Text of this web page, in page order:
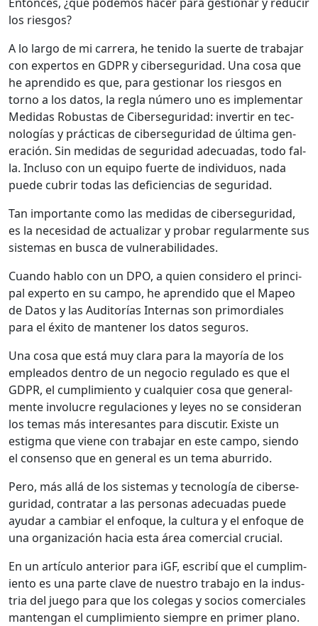
los ries­gos?
A lo largo de mi car­rera, he tenido la suerte de tra­ba­jar
con exper­tos en GDPR y ciberse­guri­dad. Una cosa que
he apren­di­do es que, para ges­tionar los ries­gos en
torno a los datos, la regla número uno es imple­men­tar
Medi­das Robus­tas de Ciberse­guri­dad: inver­tir en tec­
nologías y prác­ti­cas de ciberse­guri­dad de últi­ma gen­
eración. Sin medi­das de seguri­dad ade­cuadas, todo fal­
la. Inclu­so con un equipo fuerte de indi­vid­u­os, nada
puede cubrir todas las defi­cien­cias de seguri­dad.
Tan impor­tante como las medi­das de ciberse­guri­dad,
es la necesi­dad de actu­alizar y pro­bar reg­u­lar­mente sus
sis­temas en bus­ca de vul­ner­a­bil­i­dades.
Cuan­do hablo con un DPO, a quien con­sidero el prin­ci­
pal exper­to en su cam­po, he apren­di­do que el Mapeo
de Datos y las Audi­torías Inter­nas son pri­mor­diales
para el éxi­to de man­ten­er los datos seguros.
Una cosa que está muy clara para la may­oría de los
emplea­d­os den­tro de un nego­cio reg­u­la­do es que el
GDPR, el cumplim­ien­to y cualquier cosa que gen­eral­
mente involu­cre reg­u­la­ciones y leyes no se con­sid­er­an
los temas más intere­santes para dis­cu­tir. Existe un
estig­ma que viene con tra­ba­jar en este cam­po, sien­do
el con­sen­so que en gen­er­al es un tema abur­ri­do.
Pero, más allá de los sis­temas y tec­nología de ciberse­
guri­dad, con­tratar a las per­sonas ade­cuadas puede
ayu­dar a cam­biar el enfoque, la cul­tura y el enfoque de
una orga­ni­zación hacia esta área com­er­cial cru­cial.
En un artícu­lo ante­ri­or para iGF, escribí que el cumplim­
ien­to es una parte clave de nue­stro tra­ba­jo en la indus­
tria del juego para que los cole­gas y socios com­er­ciales
man­ten­gan el cumplim­ien­to siem­pre en primer plano.